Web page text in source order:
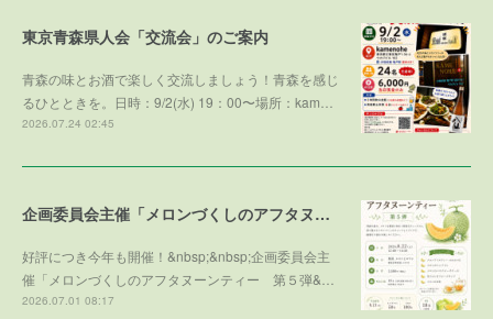
東京青森県人会「交流会」のご案内
青森の味とお酒で楽しく交流しましょう！青森を感じ
るひとときを。日時：9/2(水) 19：00〜場所：kam…
2026.07.24 02:45
企画委員会主催「メロンづくしのアフタヌーンティー 第５弾 ～メロンで残暑を乗り切ろう～」参加者募集！
好評につき今年も開催！&nbsp;&nbsp;企画委員会主
催「メロンづくしのアフタヌーンティー 第５弾&…
2026.07.01 08:17